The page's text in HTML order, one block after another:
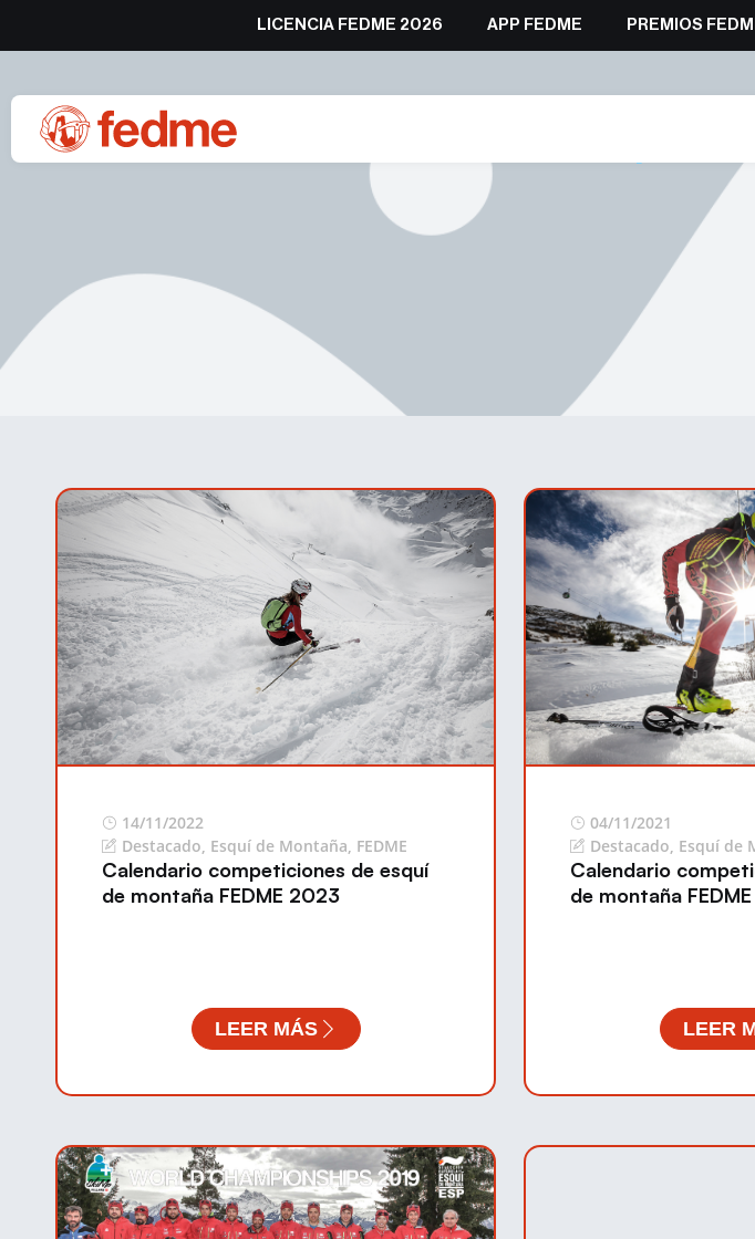
LICENCIA FEDME 2026 APP FEDME PREMIOS
14/11/2022
Destacado, Esquí de Montaña, FEDME
Calendario competiciones de esquí
de montaña FEDME 2023
LEER MÁS
04/11/2021
Destacado, Esquí de
Calendario
de montaña
LEER